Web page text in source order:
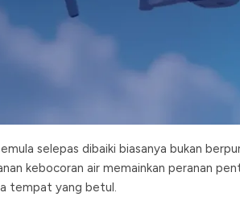
selepas dibaiki biasanya bukan
kebocoran air memainkan peranan
tempat yang betul.